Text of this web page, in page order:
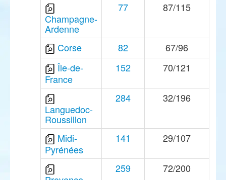
Champagne-
Ardenne
77 87/115
Corse 82
67/96
Île-de-
France
152 70/121
Languedoc-
Roussillon
284 32/196
Midi-
Pyrénées
141 29/107
259 72/200